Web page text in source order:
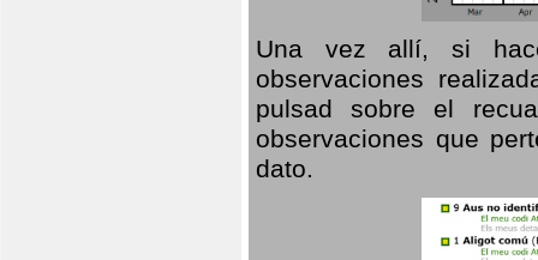
Una vez allí, si
observaciones
pulsad sobre el
observaciones que
dato.